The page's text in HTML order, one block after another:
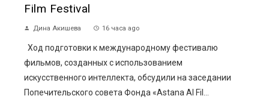
Film Festival
Дина Акишева 16 часа ago
Ход подготовки к международному фестивалю
фильмов, созданных с использованием
искусственного интеллекта, обсудили на заседании
Попечительского совета Фонда «Astana AI Fil...